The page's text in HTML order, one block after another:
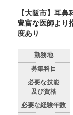
【大阪市】耳
豊富な医師より
度あり
勤務地
募集科目
必要な技能
及び資格
必要な経験年数